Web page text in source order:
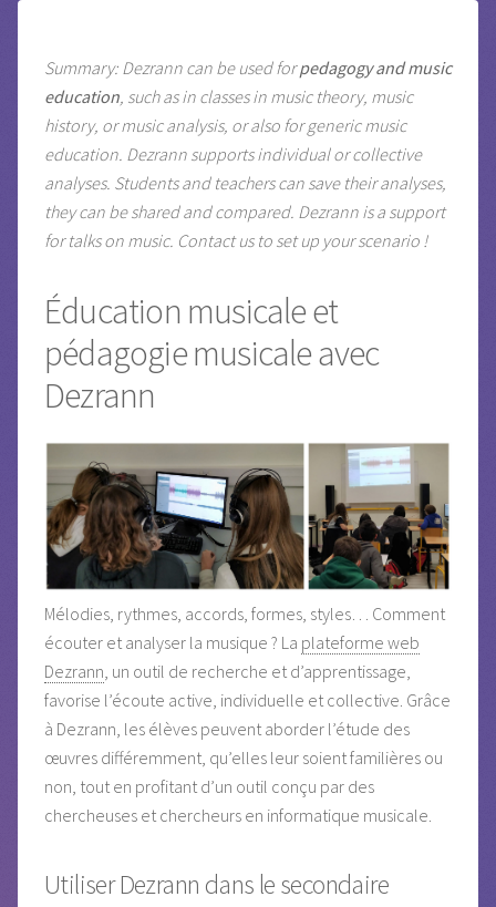
Summary: Dezrann can be used forpedagogy and music
education, such as in classes in music theory, music
history, or music analysis, or also for generic music
education. Dezrann supports individual or collective
analyses. Students and teachers can save their analyses,
they can be shared and compared. Dezrann is a support
for talks on music. Contact us to set up your scenario !
Éducation musicale et
pédagogie musicale avec
Dezrann
Mélodies, rythmes, accords, formes, styles… Comment
écouter et analyser la musique ? La plateforme web
Dezrann, un outil de recherche et d’apprentissage,
favorise l’écoute active, individuelle et collective. Grâce
à Dezrann, les élèves peuvent aborder l’étude des
œuvres différemment, qu’elles leur soient familières ou
non, tout en profitant d’un outil conçu par des
chercheuses et chercheurs en informatique musicale.
Utiliser Dezrann dans le secondaire